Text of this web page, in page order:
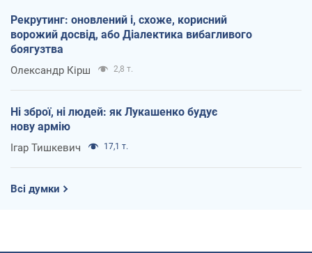
Рекрутинг: оновлений і, схоже, корисний
ворожий досвід, або Діалектика вибагливого
боягузтва
Олександр Кірш 2,8 т.
Ні зброї, ні людей: як Лукашенко будує
нову армію
Ігар Тишкевич 17,1 т.
Всі думки